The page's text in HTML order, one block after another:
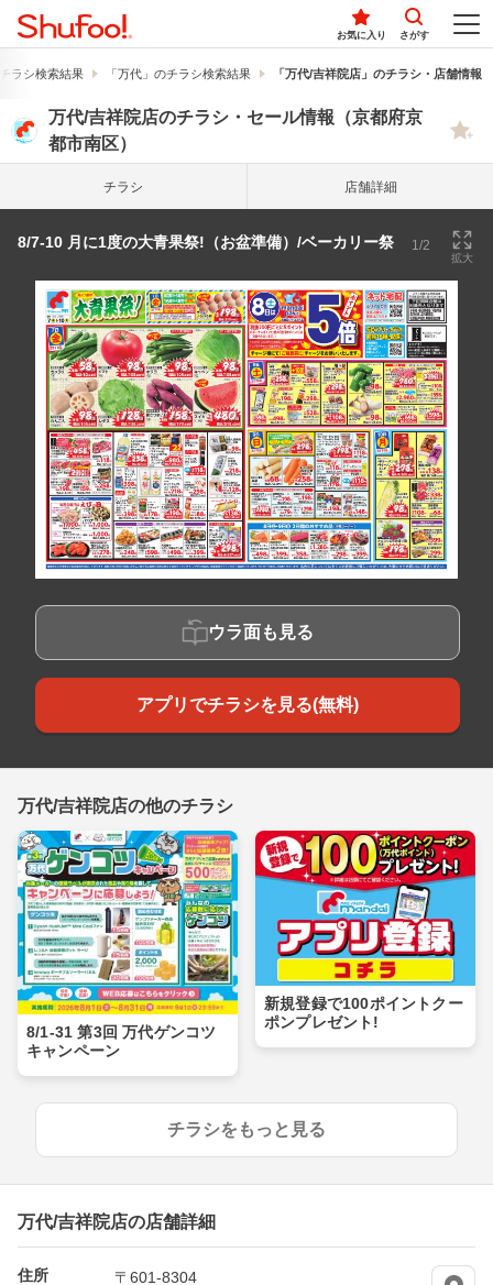
お気に入り さがす
ラシ検索結果 「万代」のチラシ検索結果 「万代/吉祥院店」のチラシ・店舗情報
万代/吉祥院店のチラシ・セール情報（京都府京
都市南区）
チラシ 店舗詳細
8/7-10 月に1度の大青果祭!（お盆準備）/ベーカリー祭 1/2
拡大
ウラ面も見る
アプリでチラシを見る(無料)
万代/吉祥院店の他のチラシ
8/1-31 第3回 万代ゲンコツ
キャンペーン
新規登録で100ポイントクー
ポンプレゼント!
チラシをもっと見る
万代/吉祥院店の店舗詳細
住所
〒601-8304